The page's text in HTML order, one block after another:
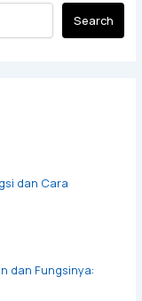
Search
dan Cara
dan Fungsinya: